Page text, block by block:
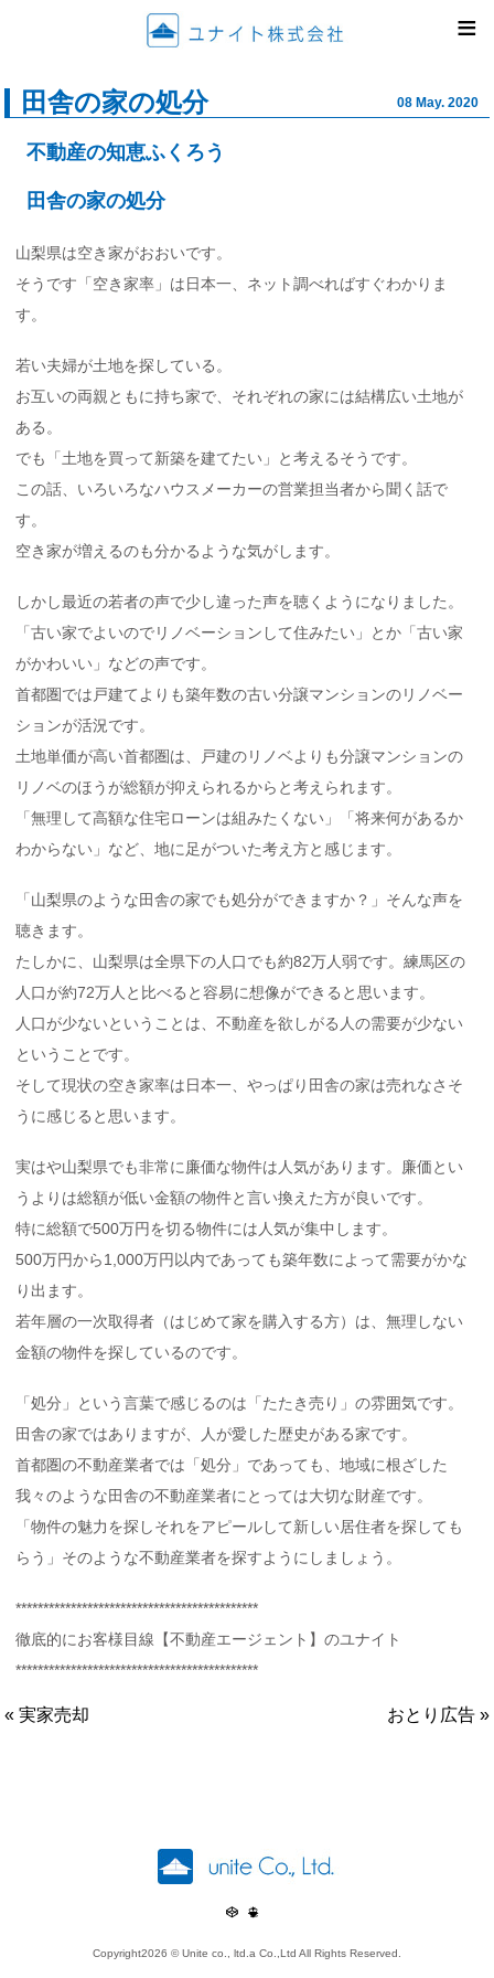
ユナイ
≡
田舎の家の処分 08 May. 2020
不動産の知恵ふくろう
田舎の家の処分
山梨県は空き家がおおいです。
そうです「空き家率」は日本一、ネット調べればすぐわかりま
す。
若い夫婦が土地を探している。
お互いの両親ともに持ち家で、それぞれの家には結構広い土地が
ある。
でも「土地を買って新築を建てたい」と考えるそうです。
この話、いろいろなハウスメーカーの営業担当者から聞く話で
す。
空き家が増えるのも分かるような気がします。
しかし最近の若者の声で少し違った声を聴くようになりました。
「古い家でよいのでリノベーションして住みたい」とか「古い家
がかわいい」などの声です。
首都圏では戸建てよりも築年数の古い分譲マンションのリノベー
ションが活況です。
土地単価が高い首都圏は、戸建のリノベよりも分譲マンションの
リノベのほうが総額が抑えられるからと考えられます。
「無理して高額な住宅ローンは組みたくない」「将来何があるか
わからない」など、地に足がついた考え方と感じます。
「山梨県のような田舎の家でも処分ができますか？」そんな声を
聴きます。
たしかに、山梨県は全県下の人口でも約82万人弱です。練馬区の
人口が約72万人と比べると容易に想像ができると思います。
人口が少ないということは、不動産を欲しがる人の需要が少ない
ということです。
そして現状の空き家率は日本一、やっぱり田舎の家は売れなさそ
うに感じると思います。
実はや山梨県でも非常に廉価な物件は人気があります。廉価とい
うよりは総額が低い金額の物件と言い換えた方が良いです。
特に総額で500万円を切る物件には人気が集中します。
500万円から1,000万円以内であっても築年数によって需要がかな
り出ます。
若年層の一次取得者（はじめて家を購入する方）は、無理しない
金額の物件を探しているのです。
「処分」という言葉で感じるのは「たたき売り」の雰囲気です。
田舎の家ではありますが、人が愛した歴史がある家です。
首都圏の不動産業者では「処分」であっても、地域に根ざした
我々のような田舎の不動産業者にとっては大切な財産です。
「物件の魅力を探しそれをアピールして新しい居住者を探しても
らう」そのような不動産業者を探すようにしましょう。
********************************************
徹底的にお客様目線【不動産エージェント】のユナイト
********************************************
« 実家売却 おとり広告 »
Copyright2026 © Unite co., ltd.a Co.,Ltd All Rights Reserved.